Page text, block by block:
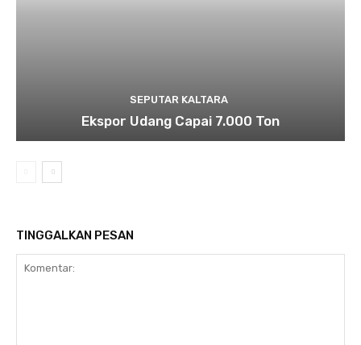
SEPUTAR KALTARA
Ekspor Udang Capai 7.000 Ton
TINGGALKAN PESAN